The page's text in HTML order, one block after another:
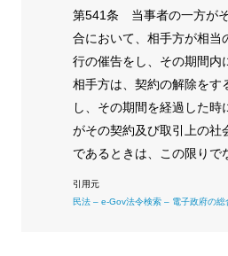
第541条 当事者の一方が
合において、相手方が相当
行の催告をし、その期間内
相手方は、契約の解除をす
し、その期間を経過した
がその契約及び取引上の社
であるときは、この限りで
民法 – e-Gov法令検索 – 電子政府の